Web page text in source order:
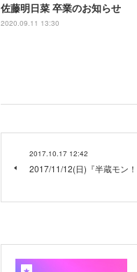
佐藤明日菜 卒業のお知らせ
2020.09.11 13:30
2017.10.17 12:42
2017/11/12(日)『半蔵モン